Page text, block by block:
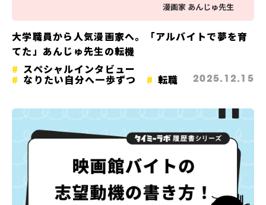
大学職員から人気漫画家へ。「アルバイトで夢を育
てた」あんじゅ先生の転機
スペシャルインタビュー
なりたい自分へ一歩ずつ 転職 2025.12.15